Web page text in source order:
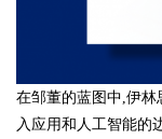
在邹董的蓝图中,伊
入应用和人工智能的